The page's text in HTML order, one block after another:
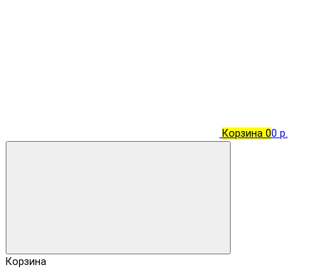
Корзина 00 р.
Корзина